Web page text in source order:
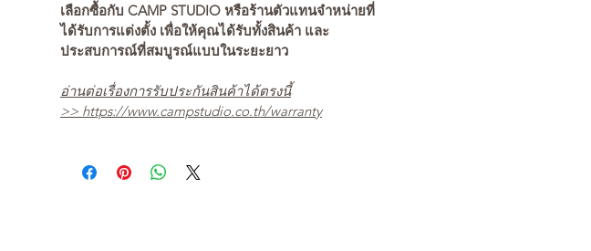
เลือกซื้อกับ CAMP STUDIO หรือร้านตัวแทนจำหน่ายที่
ได้รับการแต่งตั้ง เพื่อให้คุณได้รับทั้งสินค้า และ
ประสบการณ์ที่สมบูรณ์แบบในระยะยาว
อ่านต่อเรื่องการรับประกันสินค้าได้ตรงนี้
>> https://www.campstudio.co.th/warranty